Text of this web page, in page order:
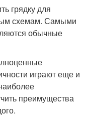
грядку для
схемам. Самыми
обычные
играют еще и
преимущества